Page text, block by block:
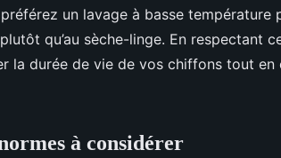
un lavage à basse température
qu’au sèche-linge. En respectant
la durée de vie de vos chiffons tout en
à considérer